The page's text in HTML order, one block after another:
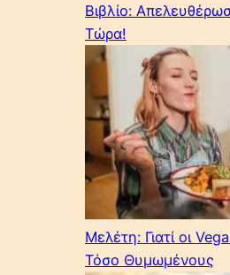
Βιβλίο:
Τώρα!
Μελέτη: Γιατί οι
Τόσο Θυμωμένους